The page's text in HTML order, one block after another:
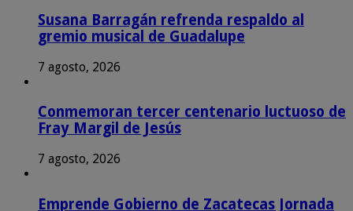
Susana Barragán refrenda respaldo al
gremio musical de Guadalupe
7 agosto, 2026
Conmemoran tercer centenario luctuoso de
Fray Margil de Jesús
7 agosto, 2026
Emprende Gobierno de Zacatecas Jornada